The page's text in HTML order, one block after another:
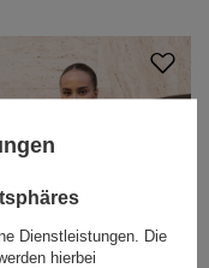
Dienstleistungen. Die
hierbei